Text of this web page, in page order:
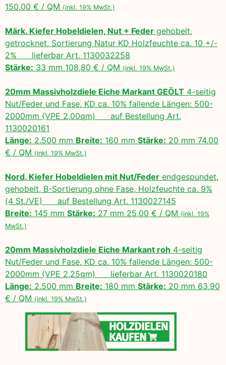
150,00 € / QM (inkl. 19% MwSt.)
Märk. Kiefer Hobeldielen, Nut + Feder gehobelt,
getrocknet, Sortierung Natur KD Holzfeuchte ca. 10 +/-
2% lieferbar Art. 1130032258
Stärke: 33 mm 108,80 € / QM (inkl. 19% MwSt.)
20mm Massivholzdiele Eiche Markant GEÖLT 4-seitig
Nut/Feder und Fase, KD ca. 10% fallende Längen: 500-
2000mm (VPE 2,00qm) auf Bestellung Art.
1130020161
Länge: 2.500 mm Breite: 160 mm Stärke: 20 mm 74,00
€ / QM (inkl. 19% MwSt.)
Nord. Kiefer Hobeldielen mit Nut/Feder endgespundet,
gehobelt, B-Sortierung ohne Fase, Holzfeuchte ca. 9%
(4 St./VE) auf Bestellung Art. 1130027145
Breite: 145 mm Stärke: 27 mm 25,00 € / QM (inkl. 19%
MwSt.)
20mm Massivholzdiele Eiche Markant roh 4-seitig
Nut/Feder und Fase, KD ca. 10% fallende Längen: 500-
2000mm (VPE 2,25qm) lieferbar Art. 1130020180
Länge: 2.500 mm Breite: 180 mm Stärke: 20 mm 63,90
€ / QM (inkl. 19% MwSt.)